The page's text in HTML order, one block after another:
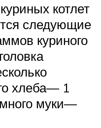
котлет
следующие
куриного
хлеба— 1
муки—